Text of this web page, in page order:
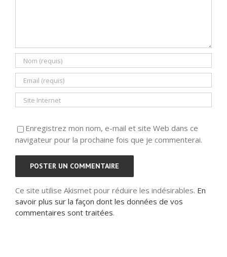
Enregistrez mon nom, e-mail et site Web dans ce
navigateur pour la prochaine fois que je commenterai.
Ce site utilise Akismet pour réduire les indésirables. En
savoir plus sur la façon dont les données de vos
commentaires sont traitées.